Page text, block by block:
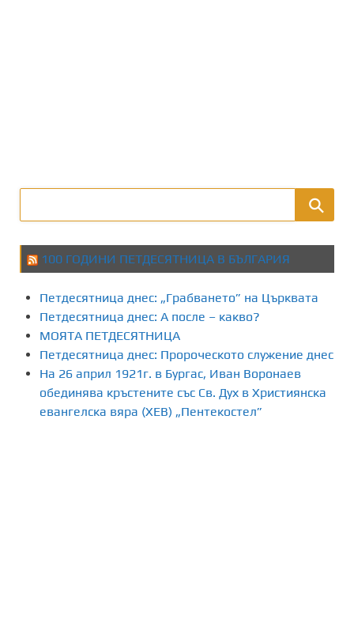
100 ГОДИНИ ПЕТДЕСЯТНИЦА В БЪЛГАРИЯ
Петдесятница днес: „Грабването” на Църквата
Петдесятница днес: А после – какво?
МОЯТА ПЕТДЕСЯТНИЦА
Петдесятница днес: Пророческото служение днес
На 26 април 1921г. в Бургас, Иван Воронаев
обединява кръстените със Св. Дух в Християнска
евангелска вяра (ХЕВ) „Пентекостел”